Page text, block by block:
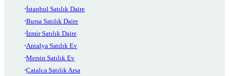
İstanbul Satılık Daire
Bursa Satılık Daire
İzmir Satılık Daire
Antalya Satılık Ev
Mersin Satılık Ev
Çatalca Satılık Arsa